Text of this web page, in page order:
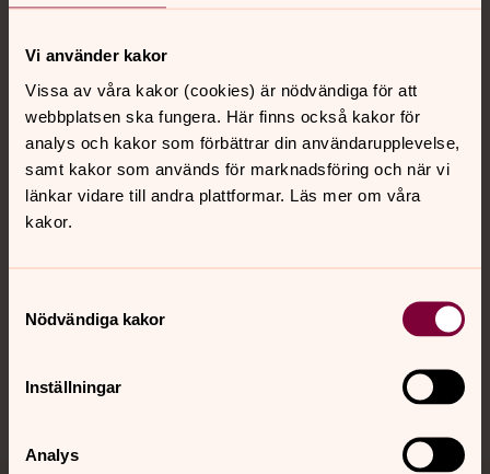
Vi använder kakor
Vissa av våra kakor (cookies) är nödvändiga för att
webbplatsen ska fungera. Här finns också kakor för
analys och kakor som förbättrar din användarupplevelse,
samt kakor som används för marknadsföring och när vi
länkar vidare till andra plattformar. Läs mer om våra
kakor.
Nödvändiga kakor
Inställningar
Analys
Kontakt
Kalender
Sociala kanaler